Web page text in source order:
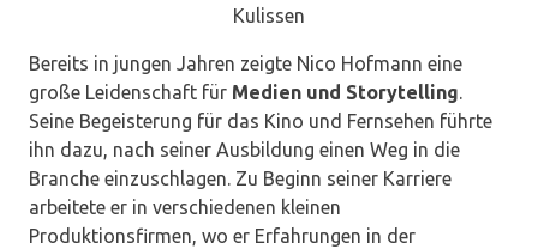
Kulissen
Bereits in jungen Jahren zeigte Nico Hofmann eine
große Leidenschaft für Medien und Storytelling.
Seine Begeisterung für das Kino und Fernsehen führte
ihn dazu, nach seiner Ausbildung einen Weg in die
Branche einzuschlagen. Zu Beginn seiner Karriere
arbeitete er in verschiedenen kleinen
Produktionsfirmen, wo er Erfahrungen in der